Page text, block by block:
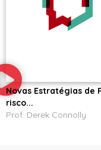
Novas Estratégias de
risco...
Prof. Derek Connolly